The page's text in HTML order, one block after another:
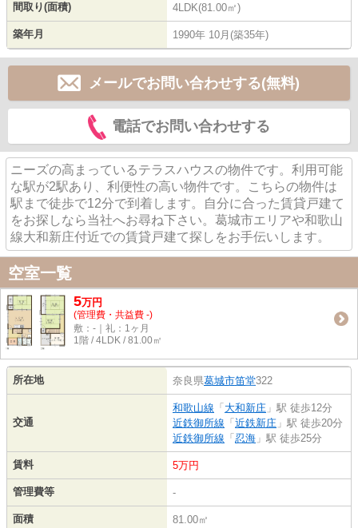
間取り(面積) 4LDK(81.00㎡)
築年月 1990年 10月(築35年)
メールでお問い合わせする(無料)
電話でお問い合わせする
ニーズの高まっているテラスハウスの物件です。利用可能
な駅が2駅あり、利便性の高い物件です。こちらの物件は
駅まで徒歩で12分で到着します。自分に合った賃貸戸建て
をお探しなら当社へお尋ね下さい。葛城市エリアや和歌山
線大和新庄付近での賃貸戸建て探しをお手伝いします。
空室一覧
5万円
(管理費・共益費 -)
敷：-｜礼：1ヶ月
1階 / 4LDK / 81.00㎡
所在地 奈良県葛城市笛堂322
交通
和歌山線 「 大和新庄 」駅 徒歩12分
近鉄御所線 「 近鉄新庄 」駅 徒歩20分
近鉄御所線 「 忍海 」駅 徒歩25分
賃料 5万円
管理費等 -
面積 81.00㎡